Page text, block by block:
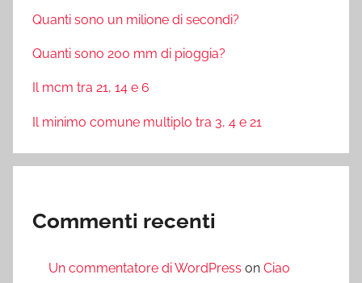
Quanti sono un milione di secondi?
Quanti sono 200 mm di pioggia?
Il mcm tra 21, 14 e 6
Il minimo comune multiplo tra 3, 4 e 21
Commenti recenti
Un commentatore di WordPress on Ciao